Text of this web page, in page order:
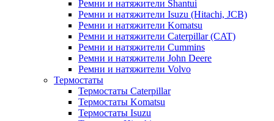
Ремни и натяжители Shantui
Ремни и натяжители Isuzu (Hitachi, JCB)
Ремни и натяжители Komatsu
Ремни и натяжители Caterpillar (CAT)
Ремни и натяжители Cummins
Ремни и натяжители John Deere
Ремни и натяжители Volvo
Термостаты
Термостаты Caterpillar
Термостаты Komatsu
Термостаты Isuzu